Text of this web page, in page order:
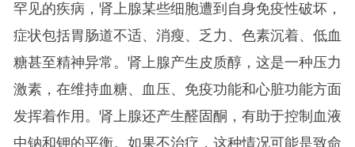
罕见的疾病，肾上腺某些细胞遭到自身免疫性破坏，
症状包括胃肠道不适、消瘦、乏力、色素沉着、低血
糖甚至精神异常。肾上腺产生皮质醇，这是一种压力
激素，在维持血糖、血压、免疫功能和心脏功能方面
发挥着作用。肾上腺还产生醛固酮，有助于控制血液
中钠和钾的平衡。如果不治疗，这种情况可能是致命